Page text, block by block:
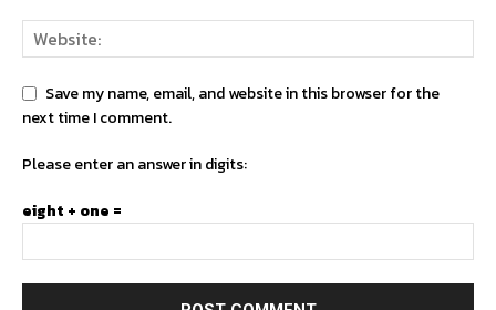
Save my name, email, and website in this browser for the
next time I comment.
Please enter an answer in digits:
eight + one =